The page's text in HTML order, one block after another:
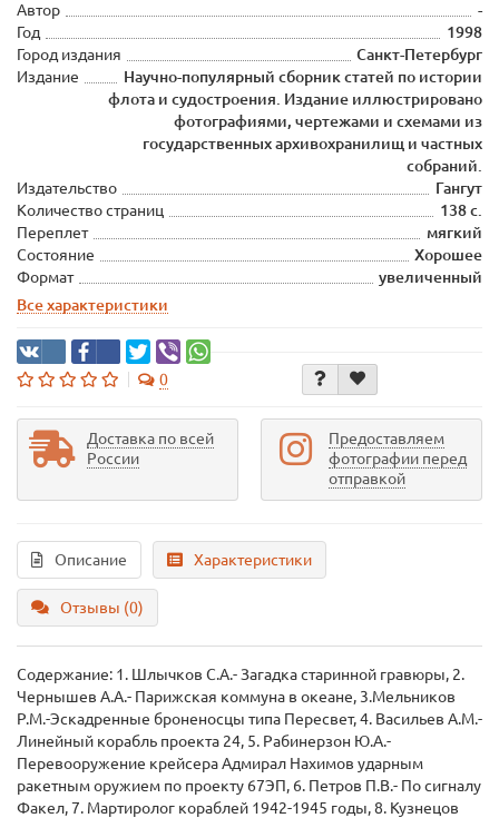
Автор
-
Год
1998
Город издания
Санкт-Петербург
Издание
Научно-популярный сборник статей по истории
флота и судостроения. Издание иллюстрировано
фотографиями, чертежами и схемами из
государственных архивохранилищ и частных
собраний.
Издательство
Гангут
Количество страниц
138 с.
Переплет
мягкий
Состояние
Хорошее
Формат
увеличенный
Все характеристики
0
Доставка по всей
России
Предоставляем
фотографии перед
отправкой
Описание Характеристики
Отзывы (0)
Содержание: 1. Шлычков С.А.- Загадка старинной гравюры, 2.
Чернышев А.А.- Парижская коммуна в океане, 3.Мельников
Р.М.-Эскадренные броненосцы типа Пересвет, 4. Васильев А.М.-
Линейный корабль проекта 24, 5. Рабинерзон Ю.А.-
Перевооружение крейсера Адмирал Нахимов ударным
ракетным оружием по проекту 67ЭП, 6. Петров П.В.- По сигналу
Факел, 7. Мартиролог кораблей 1942-1945 годы, 8. Кузнецов